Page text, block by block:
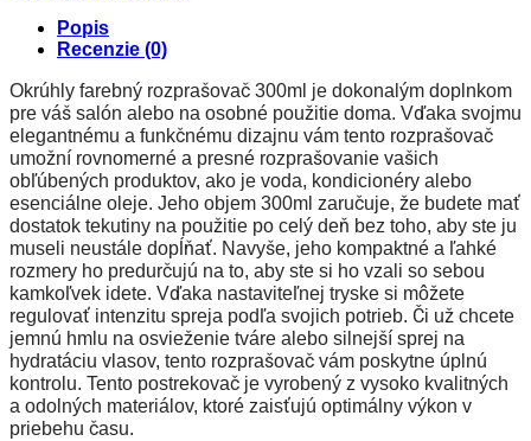
Popis
Recenzie (0)
Okrúhly farebný rozprašovač 300ml je dokonalým doplnkom
pre váš salón alebo na osobné použitie doma. Vďaka svojmu
elegantnému a funkčnému dizajnu vám tento rozprašovač
umožní rovnomerné a presné rozprašovanie vašich
obľúbených produktov, ako je voda, kondicionéry alebo
esenciálne oleje. Jeho objem 300ml zaručuje, že budete mať
dostatok tekutiny na použitie po celý deň bez toho, aby ste ju
museli neustále dopĺňať. Navyše, jeho kompaktné a ľahké
rozmery ho predurčujú na to, aby ste si ho vzali so sebou
kamkoľvek idete. Vďaka nastaviteľnej tryske si môžete
regulovať intenzitu spreja podľa svojich potrieb. Či už chcete
jemnú hmlu na osvieženie tváre alebo silnejší sprej na
hydratáciu vlasov, tento rozprašovač vám poskytne úplnú
kontrolu. Tento postrekovač je vyrobený z vysoko kvalitných
a odolných materiálov, ktoré zaisťujú optimálny výkon v
priebehu času.